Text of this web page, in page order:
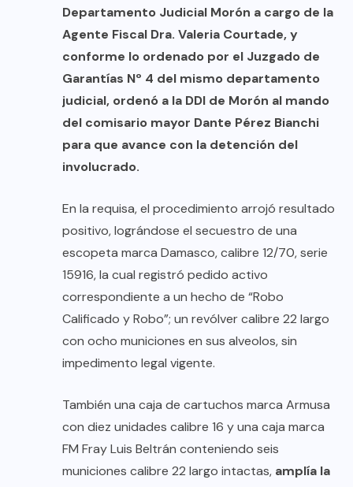
Departamento Judicial Morón a cargo de la
Agente Fiscal Dra. Valeria Courtade, y
conforme lo ordenado por el Juzgado de
Garantías Nº 4 del mismo departamento
judicial, ordenó a la DDI de Morón al mando
del comisario mayor Dante Pérez Bianchi
para que avance con la detención del
involucrado.
En la requisa, el procedimiento arrojó resultado
positivo, lográndose el secuestro de una
escopeta marca Damasco, calibre 12/70, serie
15916, la cual registró pedido activo
correspondiente a un hecho de “Robo
Calificado y Robo”; un revólver calibre 22 largo
con ocho municiones en sus alveolos, sin
impedimento legal vigente.
También una caja de cartuchos marca Armusa
con diez unidades calibre 16 y una caja marca
FM Fray Luis Beltrán conteniendo seis
municiones calibre 22 largo intactas, amplía la